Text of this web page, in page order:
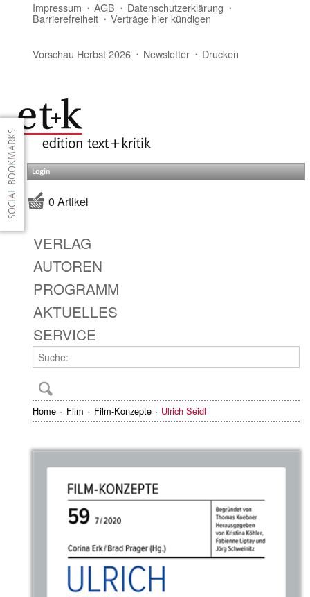
Impressum AGB Datenschutzerklärung
Barrierefreiheit Verträge hier kündigen
Vorschau Herbst 2026 Newsletter Drucken
Login
0 Artikel
VERLAG
AUTOREN
PROGRAMM
AKTUELLES
SERVICE
Home Film Film-Konzepte Ulrich Seidl